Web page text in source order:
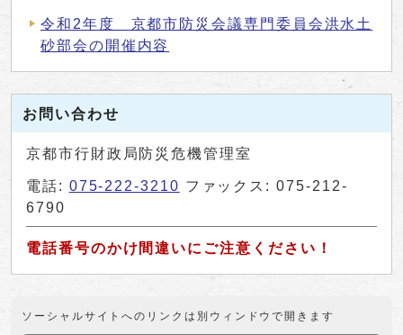
令和2年度 京都市防災会議専門委員会洪水土
砂部会の開催内容
お問い合わせ
京都市行財政局防災危機管理室
電話: 075-222-3210 ファックス: 075-212-
6790
電話番号のかけ間違いにご注意ください！
ソーシャルサイトへのリンクは別ウィンドウで開きます